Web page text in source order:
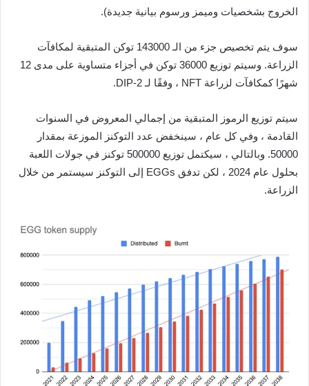
الخروج بشخصيات وميمز ورسوم بيانية جديدة).
سوف يتم تخصيص جزء من الـ 143000 توكن المتبقية لمكافآت
الزراعة. وسيتم توزيع 36000 توكن في أجزاء متساوية على مدى 12
شهرًا كمكافآت لزراعة NFT ، وفقًا لـ DIP-2.
سيتم توزيع الرموز المتبقية من إجمالي المعروض في السنوات
القادمة ، وفي كل عام ، سينخفض ​​عدد التوكنز الموزعة بمقدار
50000. وبالتالي ، سيكتمل توزيع 500000 توكنز في جولات اللعبة
بحلول عام 2024 ، لكن تدفق EGGs إلى التوكنز سيستمر من خلال
الزراعة.